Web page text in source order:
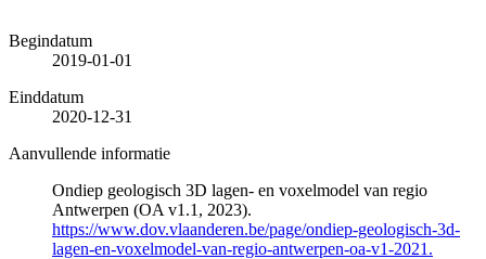
Begindatum
2019-01-01
Einddatum
2020-12-31
Aanvullende informatie
Ondiep geologisch 3D lagen- en voxelmodel van regio
Antwerpen (OA v1.1, 2023).
https://www.dov.vlaanderen.be/page/ondiep-geologisch-3d-
lagen-en-voxelmodel-van-regio-antwerpen-oa-v1-2021.